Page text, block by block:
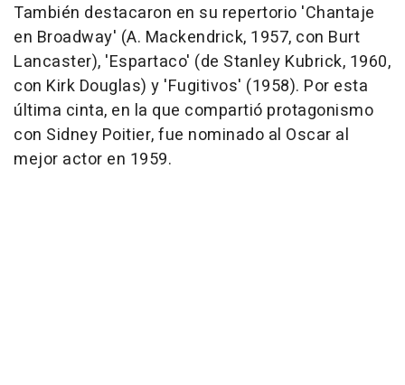
También destacaron en su repertorio 'Chantaje
en Broadway' (A. Mackendrick, 1957, con Burt
Lancaster), 'Espartaco' (de Stanley Kubrick, 1960,
con Kirk Douglas) y 'Fugitivos' (1958). Por esta
última cinta, en la que compartió protagonismo
con Sidney Poitier, fue nominado al Oscar al
mejor actor en 1959.